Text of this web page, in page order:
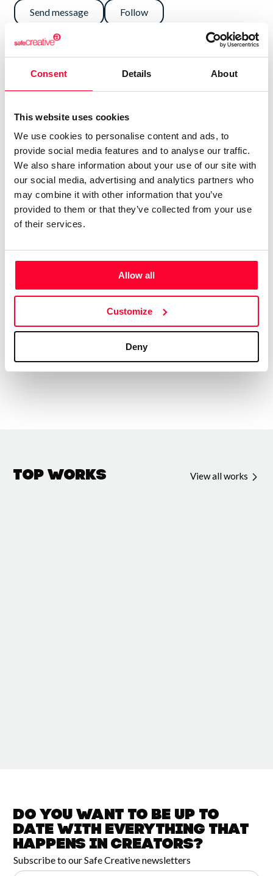
Consent Details About
This website uses cookies
We use cookies to personalise content and ads, to
provide social media features and to analyse our traffic.
We also share information about your use of our site with
our social media, advertising and analytics partners who
may combine it with other information that you’ve
provided to them or that they’ve collected from your use
of their services.
Allow all
Customize
Deny
Send message Follow
“🎵 Historias que se vuelven
canción · Letras con alma y
verdad”
MatuSound – Padron Brothers es un proyecto musical
independiente creado por Dadier Padrón Alfonso,
dedicado a escribir letras que convierten las emociones en
canción.
Cada tema nace de una historia real o de un sentimiento
que necesitaba ser contado. Las letras viajan entre el
bolero, el country narrativo y la balada contemporánea,
conectar con lo más humano.
En este espacio se registran las letras originales que
música con alma, palabra y verdad.
Top Works View all works
Do you want to be up to
date witheverything that
happens inCreators?
Subscribe to our Safe Creative newsletters